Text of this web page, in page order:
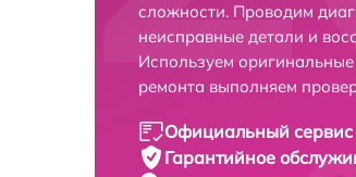
сложности. Проводим
неисправные детали и
Используем
ремонта выполняем
Официальный сервис
Гарантийное